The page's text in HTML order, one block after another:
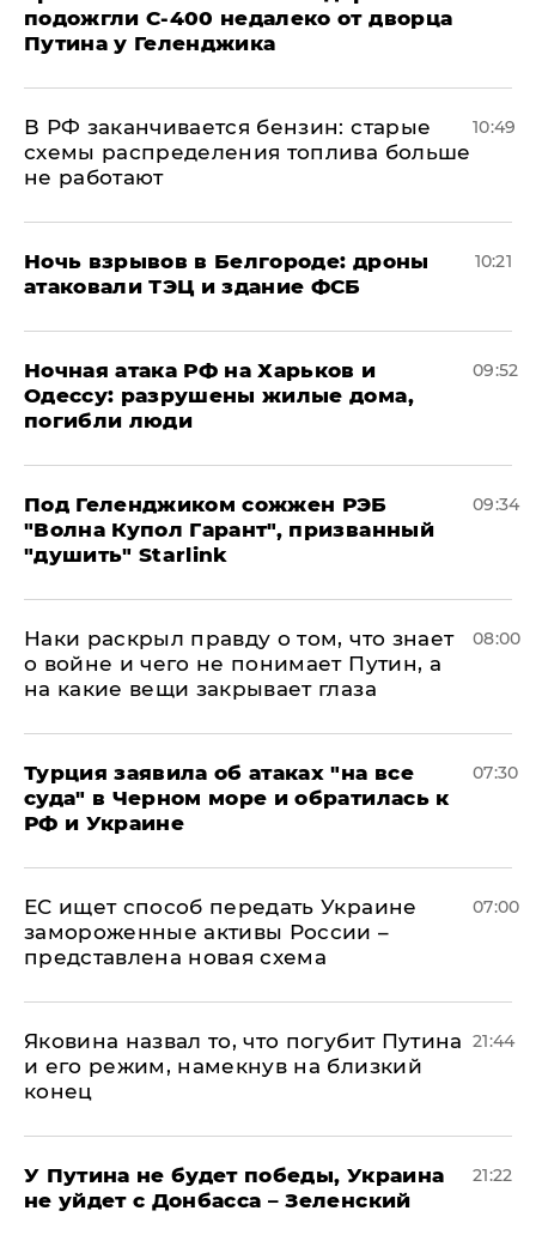
подожгли С-400 недалеко от дворца
Путина у Геленджика
​В РФ заканчивается бензин: старые
схемы распределения топлива больше
не работают
10:49
​Ночь взрывов в Белгороде: дроны
атаковали ТЭЦ и здание ФСБ
10:21
​Ночная атака РФ на Харьков и
Одессу: разрушены жилые дома,
погибли люди
09:52
Под Геленджиком сожжен РЭБ
"Волна Купол Гарант", призванный
"душить" Starlink
09:34
Наки раскрыл правду о том, что знает
о войне и чего не понимает Путин, а
на какие вещи закрывает глаза
08:00
Турция заявила об атаках "на все
суда" в Черном море и обратилась к
РФ и Украине
07:30
ЕС ищет способ передать Украине
замороженные активы России –
представлена новая схема
07:00
Яковина назвал то, что погубит Путина
и его режим, намекнув на близкий
конец
21:44
У Путина не будет победы, Украина
не уйдет с Донбасса – Зеленский
21:22